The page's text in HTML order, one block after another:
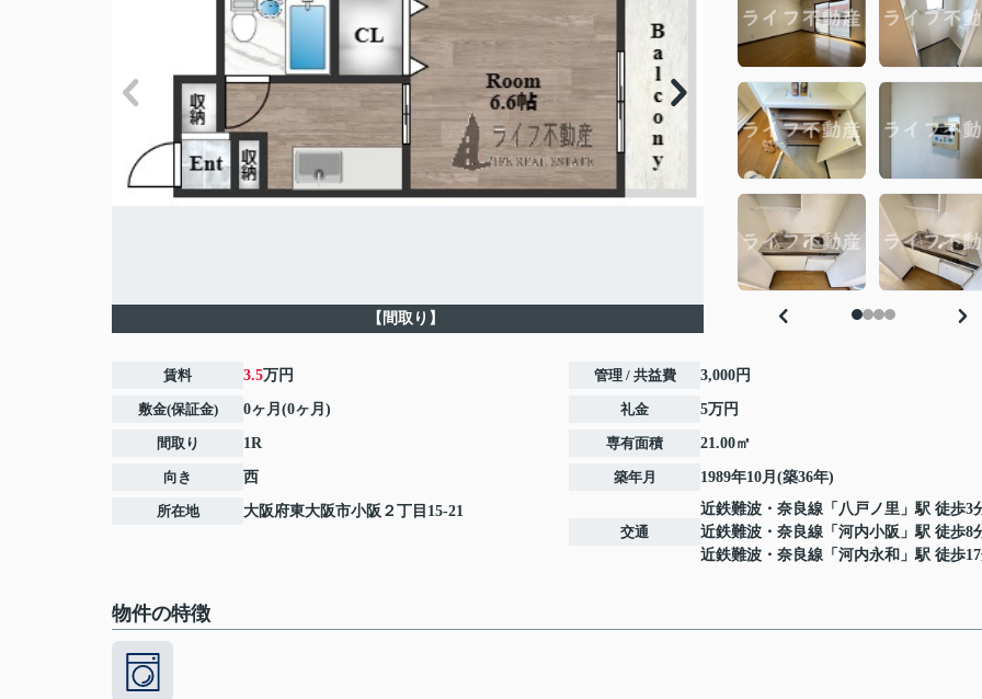
【間取り】
賃料 3.5万円
敷金(保証金) 0ヶ月(0ヶ月)
間取り 1R
向き 西
所在地 大阪府東大阪市小阪 ２丁目15-21
管理 / 共益費 3,000円
礼金 5万円
専有面積 21.00㎡
築年月 1989年10月(築36年)
交通
近鉄難波・奈良線 「 八戸ノ里 」駅 徒歩3
近鉄難波・奈良線 「 河内小阪 」駅 徒歩8
近鉄難波・奈良線 「 河内永和 」駅 徒歩
物件の特徴